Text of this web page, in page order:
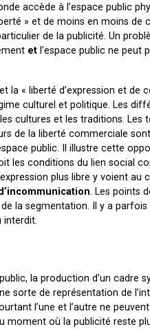
accède à l’espace public
» et de moins en moins de
de la publicité. Un
etl’espace public ne peut
la « liberté d’expression et de
culturel et politique. Les
cultures et les traditions. Les
de la liberté commerciale
public. Il illustre cette
les conditions du lien social
plus libre y voient au
. Les points
la segmentation. Il y a
interdit.
la production d’un cadre
sorte de représentation de
l’une et l’autre ne peuvent
moment où la publicité reste